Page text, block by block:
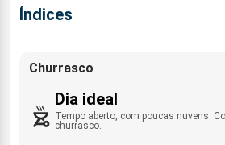
Índices
Churrasco
Dia ideal
Tempo aberto, com poucas nuvens.
churrasco.